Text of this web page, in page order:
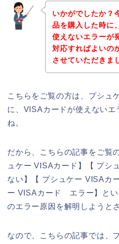
いかがでしたか？
品を購入した時に
使えないエラーが
対応すればよいの
させていただきま
こちらをご覧の方は、プシュ
に、VISAカードが使えないエ
ね。
だから、こちらの記事をご覧
ュケー VISAカード】【 プシ
ない】【 プシュケー VISAカ
ー VISAカード エラー】とい
のエラー原因を解明しようと
なので、こちらの記事では、